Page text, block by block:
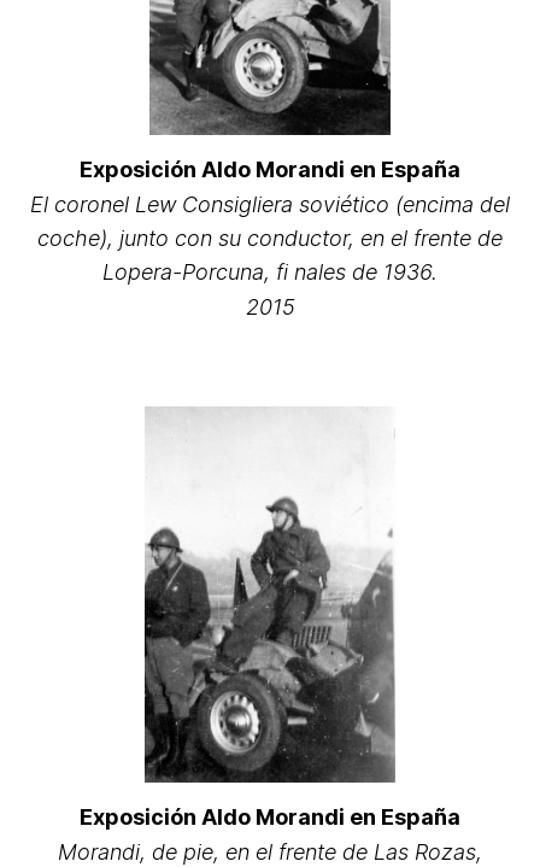
Exposición Aldo Morandi en España
El coronel Lew Consigliera soviético (encima del
coche), junto con su conductor, en el frente de
Lopera-Porcuna, fi nales de 1936.
2015
Exposición Aldo Morandi en España
Morandi, de pie, en el frente de Las Rozas,